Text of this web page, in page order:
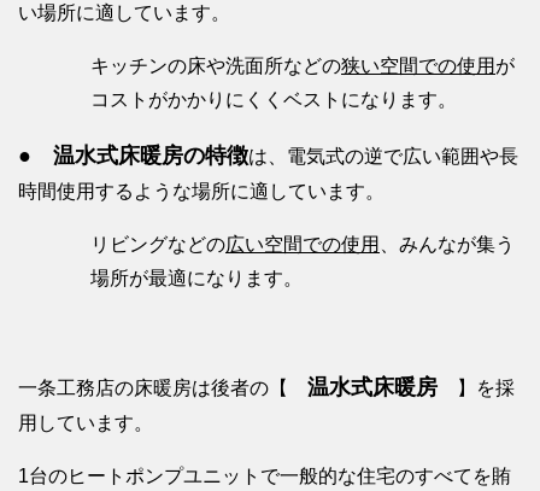
い場所に適しています。
キッチンの床や洗面所などの狭い空間での使用 が
コストがかかりにくくベストになります。
● 温水式床暖房の特徴は、電気式の逆で広い範囲や長
時間使用するような場所に適しています。
リビングなどの広い空間での使用
、みんなが集う
場所が最適になります。
一条工務店の床暖房は後者の【 温水式床暖房 】を採
用しています。
1台のヒートポンプユニットで一般的な住宅のすべてを賄